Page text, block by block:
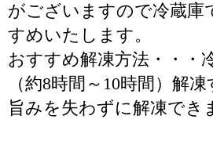
がございますので冷蔵庫
すめいたします。
おすすめ解凍方法・・・
（約8時間～10時間）解
旨みを失わずに解凍でき